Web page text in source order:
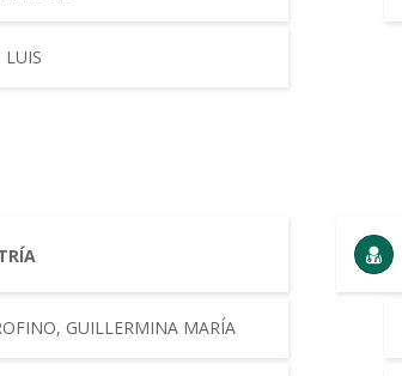
LUIS
GUILLERMINA MARÍA